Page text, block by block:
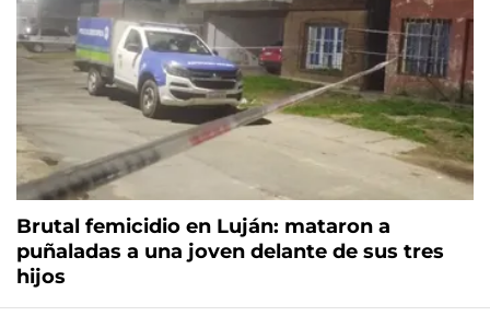
Brutal femicidio en Luján: mataron a
puñaladas a una joven delante de sus tres
hijos